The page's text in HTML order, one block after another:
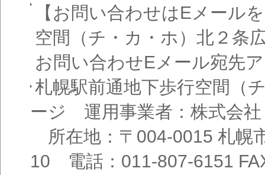
【お問い合わせはEメール
空間（チ・カ・ホ）北２条
お問い合わせEメール宛先
札幌駅前通地下歩行空間（
ージ 運用事業者：株式会
所在地：〒004-0015 札幌
10 電話：011-807-6151